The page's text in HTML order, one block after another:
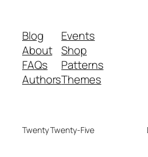
Blog
About
FAQs
Authors
Events
Shop
Patterns
Themes
Twenty Twenty-Five